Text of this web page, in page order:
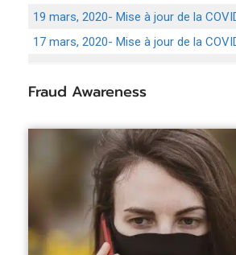
19 mars, 2020- Mise à jour de la
17 mars, 2020- Mise à jour de la
Fraud Awareness